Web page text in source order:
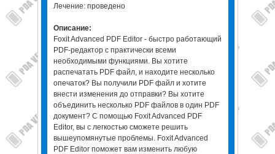
Лечение: проведено
Описание:
Foxit Advanced PDF Editor - быстро работающий
PDF-редактор с практически всеми
необходимыми функциями. Вы хотите
распечатать PDF файл, и находите несколько
опечаток? Вы получили PDF файл и хотите
внести изменения до отправки? Вы хотите
объединить несколько PDF файлов в один PDF
документ? С помощью Foxit Advanced PDF
Editor, вы с легкостью сможете решить
вышеупомянутые проблемы. Foxit Advanced
PDF Editor поможет вам изменить любую